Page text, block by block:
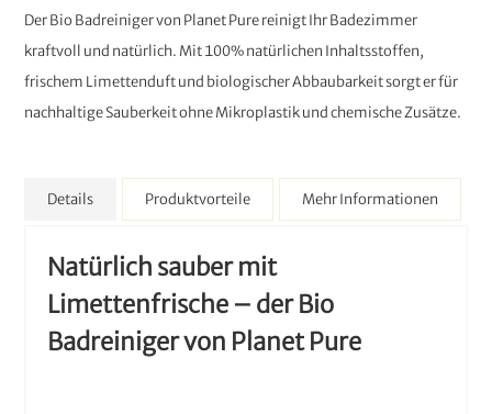
Der Bio Badreiniger von Planet Pure reinigt Ihr Badezimmer
kraftvoll und natürlich. Mit 100% natürlichen Inhaltsstoffen,
frischem Limettenduft und biologischer Abbaubarkeit sorgt er für
nachhaltige Sauberkeit ohne Mikroplastik und chemische Zusätze.
Details
Natürlich sauber mit
Limettenfrische – der Bio
Badreiniger von Planet Pure
Produktvorteile Mehr Informationen